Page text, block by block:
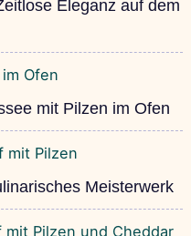
Eleganz auf dem
mit Pilzen im Ofen
Meisterwerk